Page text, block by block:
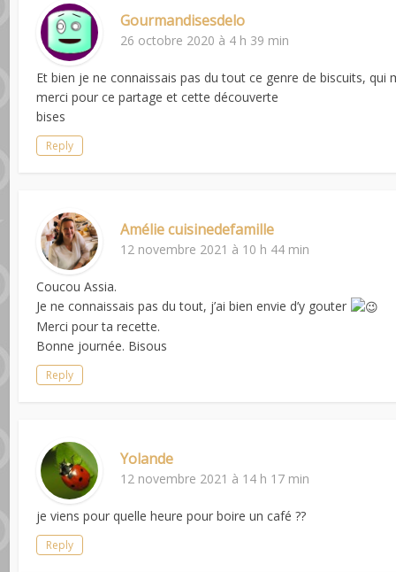
Gourmandisesdelo
26 octobre 2020 à 4 h 39 min
Et bien je ne connaissais pas du tout ce genre de biscuits, qui
merci pour ce partage et cette découverte
bises
Reply
Amélie cuisinedefamille
12 novembre 2021 à 10 h 44 min
Coucou Assia.
Je ne connaissais pas du tout, j’ai bien envie d’y gouter
Merci pour ta recette.
Bonne journée. Bisous
Reply
Yolande
12 novembre 2021 à 14 h 17 min
je viens pour quelle heure pour boire un café ??
Reply